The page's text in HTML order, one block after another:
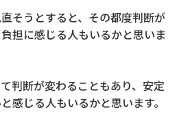
そうとすると、その都度判断が
担に感じる人もいるかと思いま
判断が変わることもあり、安定
感じる人もいるかと思います。